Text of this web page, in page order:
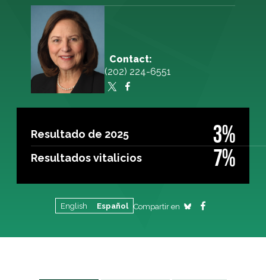
Contact:
(202) 224-6551
Resultado de 2025 3%
Resultados vitalicios 7%
English Español Compartir en